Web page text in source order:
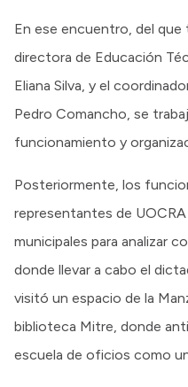
En ese encuentro, del
directora de Educación
Eliana Silva, y el
Pedro Comancho, se
funcionamiento y
Posteriormente, los
representantes de
municipales para analizar
donde llevar a cabo el
visitó un espacio de la
biblioteca Mitre, donde
escuela de oficios como